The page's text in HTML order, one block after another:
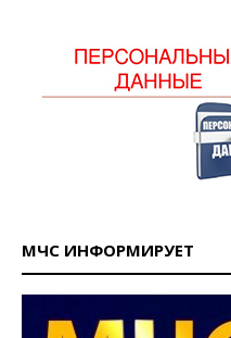
МЧС ИНФОРМИРУЕТ